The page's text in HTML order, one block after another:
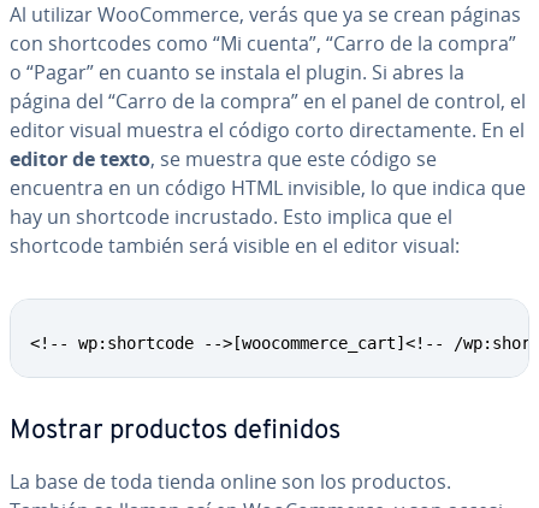
Al utilizar Woo­Co­m­me­r­ce, verás que ya se crean páginas
con sho­r­t­co­des como “Mi cuenta”, “Carro de la compra”
o “Pagar” en cuanto se instala el plugin. Si abres la
página del “Carro de la compra” en el panel de control, el
editor visual muestra el código corto di­re­c­ta­me­n­te. En el
editor de texto, se muestra que este código se
encuentra en un código HTML invisible, lo que indica que
hay un shortcode in­cru­s­ta­do. Esto implica que el
shortcode también será visible en el editor visual:
<!-- wp:shortcode -->[woocommerce_cart]<!-- /
Mostrar productos definidos
La base de toda tienda online son los productos.